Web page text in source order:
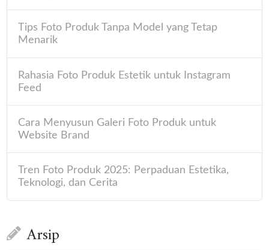
Tips Foto Produk Tanpa Model yang Tetap
Menarik
Rahasia Foto Produk Estetik untuk Instagram
Feed
Cara Menyusun Galeri Foto Produk untuk
Website Brand
Tren Foto Produk 2025: Perpaduan Estetika,
Teknologi, dan Cerita
Arsip